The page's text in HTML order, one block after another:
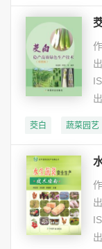
茭白 蔬菜园艺